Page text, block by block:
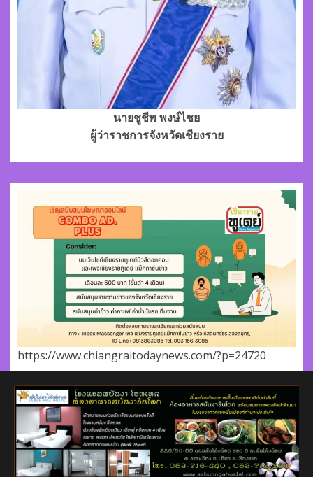
นายชูชีพ พงษ์ไชย
ผู้ว่าราชการจังหวัดเชียงราย
https://www.chiangraitodaynews.com/?p=24720